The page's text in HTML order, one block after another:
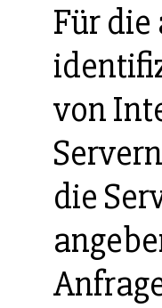
Für
von
die